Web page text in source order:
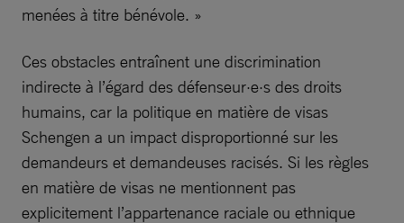
menées à titre bénévole. »
Ces obstacles entraînent une discrimination
indirecte à l’égard des défenseur·e·s des droits
humains, car la politique en matière de visas
Schengen a un impact disproportionné sur les
demandeurs et demandeuses racisés. Si les règles
en matière de visas ne mentionnent pas
explicitement l’appartenance raciale ou ethnique